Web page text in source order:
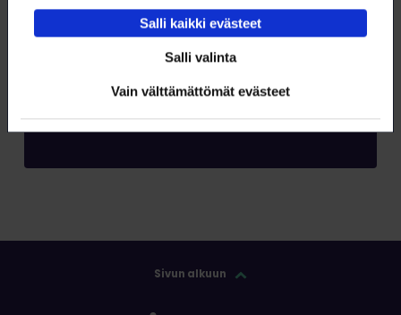
Salli kaikki evästeet
Salli valinta
Vain välttämättömät evästeet
Tilaa RSS-syöte
Sivun alkuun